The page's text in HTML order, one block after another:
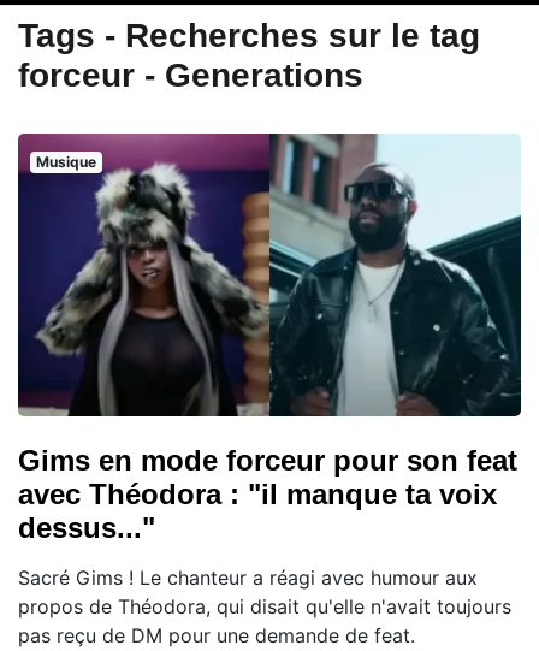
Tags - Recherches sur le tag
forceur - Generations
Musique
Gims en mode forceur pour son feat
avec Théodora : "il manque ta voix
dessus..."
Sacré Gims ! Le chanteur a réagi avec humour aux
propos de Théodora, qui disait qu'elle n'avait toujours
pas reçu de DM pour une demande de feat.